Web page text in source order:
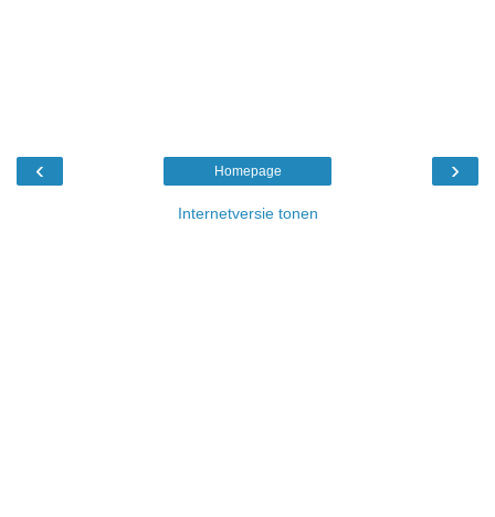
‹ ›
Homepage
Internetversie tonen